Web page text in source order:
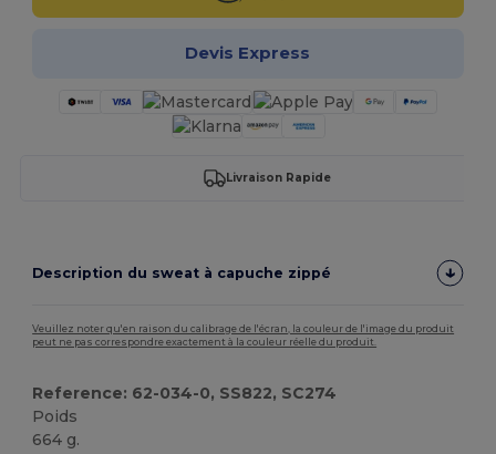
Devis Express
Livraison Rapide
Description du sweat à capuche zippé
Veuillez noter qu'en raison du calibrage de l'écran, la couleur de l'image du produit
peut ne pas correspondre exactement à la couleur réelle du produit.
Reference: 62-034-0, SS822, SC274
Poids
664 g.